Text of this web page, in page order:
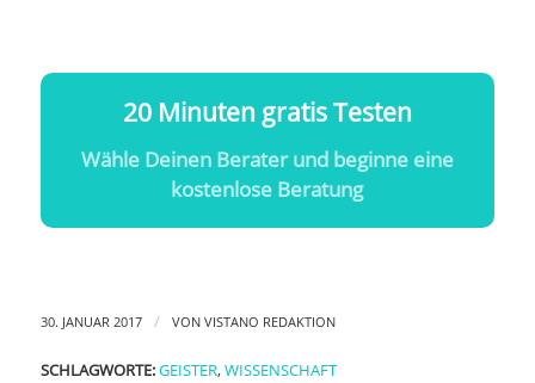
20 Minuten gratis Testen
Wähle Deinen Berater und beginne eine
kostenlose Beratung
30. JANUAR 2017 / VON VISTANO REDAKTION
SCHLAGWORTE: GEISTER,WISSENSCHAFT